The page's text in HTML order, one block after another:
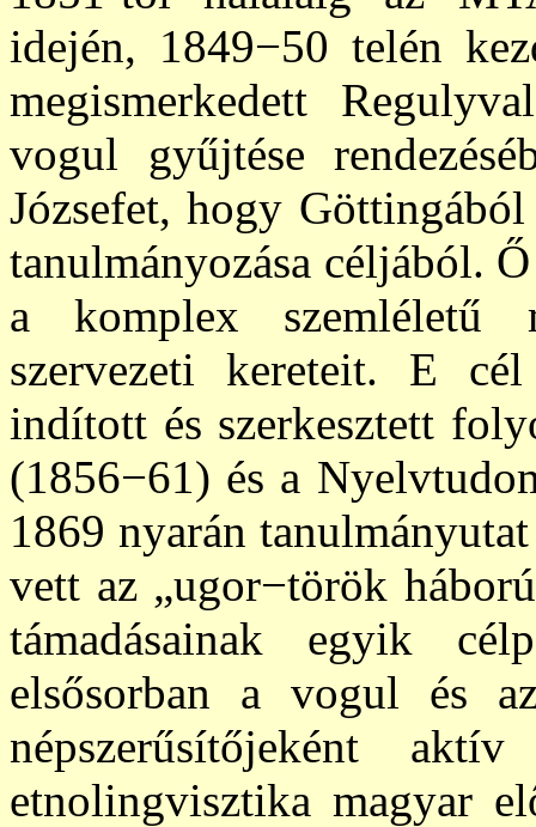
idején, 1849−50 telén
megismerkedett
vogul gyűjtése
Józsefet,hogy
tanulmányozása céljából.
a komplex szemléletű
szervezeti kereteit. E
indított és szerkesztett
(1856−61) és a
1869 nyarán
vett az „ugor−török
támadásainak egyik
elsősorban a vogul és
népszerűsítőjeként
etnolingvisztika magyar